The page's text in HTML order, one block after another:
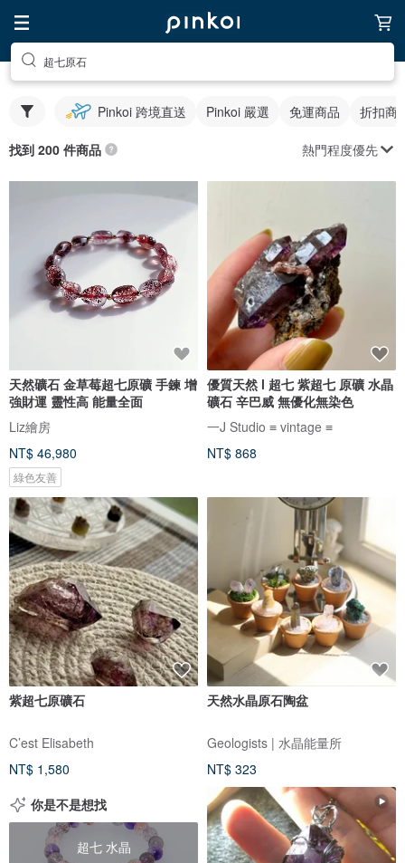
超七原石
Pinkoi 跨境直送 Pinkoi 嚴選 免運商品 折扣商
找到 200 件商品 熱門程度優先
天然礦石 金草莓超七原礦 手鍊 增
強財運 靈性高 能量全面
Liz繪房
NT$ 46,980
綠色友善
優質天然 l 超七 紫超七 原礦 水晶
礦石 辛巴威 無優化無染色
一J Studio ≡ vintage ≡
NT$ 868
紫超七原礦石
C’est Elisabeth
NT$ 1,580
天然水晶原石陶盆
Geologists | 水晶能量所
NT$ 323
你是不是想找
超七 水晶